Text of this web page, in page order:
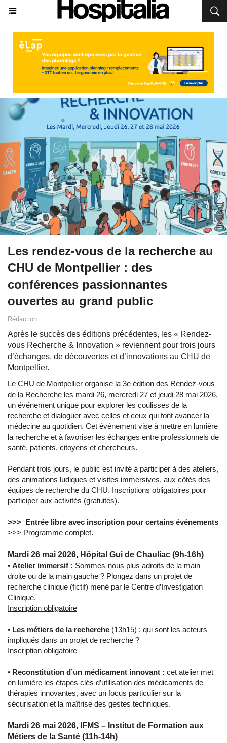
Les rendez-vous de la recherche au
CHU de Montpellier : des
conférences passionnantes
ouvertes au grand public
Rédaction
Après le succès des éditions précédentes, les « Rendez-
vous Recherche & Innovation » reviennent pour trois jours
d’échanges, de découvertes et d’innovations au CHU de
Montpellier.
Le CHU de Montpellier organise la 3e édition des Rendez-vous
de la Recherche les mardi 26, mercredi 27 et jeudi 28 mai 2026,
un événement unique pour explorer les coulisses de la
recherche et dialoguer avec celles et ceux qui font avancer la
médecine au quotidien. Cet événement vise à mettre en lumière
la recherche et à favoriser les échanges entre professionnels de
santé, patients, citoyens et chercheurs.
Pendant trois jours, le public est invité à participer à des ateliers,
des animations ludiques et visites immersives, aux côtés des
équipes de recherche du CHU. Inscriptions obligatoires pour
participer aux activités (gratuites).
>>> Entrée libre avec inscription pour certains événements
>>> Programme complet.
Mardi 26 mai 2026, Hôpital Gui de Chauliac (9h-16h)
• Atelier immersif : Sommes-nous plus adroits de la main
droite ou de la main gauche ? Plongez dans un projet de
recherche clinique (fictif) mené par le Centre d’Investigation
Clinique.
Inscription obligatoire
• Les métiers de la recherche (13h15) : qui sont les acteurs
impliqués dans un projet de recherche ?
Inscription obligatoire
• Reconstitution d’un médicament innovant : cet atelier met
en lumière les étapes clés d’utilisation des médicaments de
thérapies innovantes, avec un focus particulier sur la
sécurisation et la maîtrise des gestes techniques.
Mardi 26 mai 2026, IFMS – Institut de Formation aux
Métiers de la Santé (11h-14h)